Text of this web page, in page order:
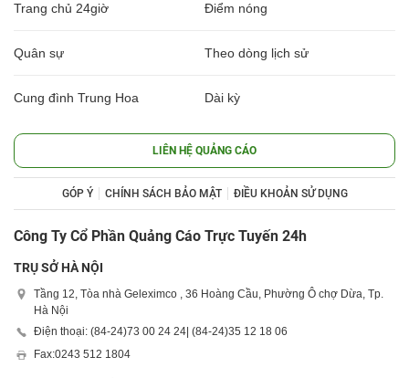
Trang chủ 24giờ Điểm nóng
Quân sự Theo dòng lịch sử
Cung đình Trung Hoa Dài kỳ
LIÊN HỆ QUẢNG CÁO
GÓP Ý CHÍNH SÁCH BẢO MẬT ĐIỀU KHOẢN SỬ DỤNG
Công Ty Cổ Phần Quảng Cáo Trực Tuyến 24h
TRỤ SỞ HÀ NỘI
Tầng 12, Tòa nhà Geleximco , 36 Hoàng Cầu, Phường Ô chợ Dừa, Tp.
Hà Nội
Điện thoại: (84-24)73 00 24 24 | (84-24)35 12 18 06
Fax:0243 512 1804